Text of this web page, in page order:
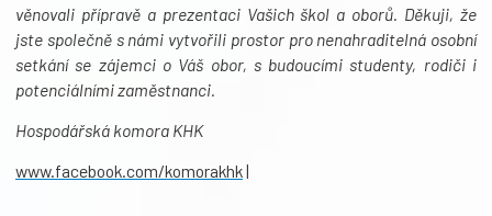
věnovali přípravě a prezentaci Vašich škol a oborů. Děkuji, že
jste společně s námi vytvořili prostor pro nenahraditelná osobní
setkání se zájemci o Váš obor, s budoucími studenty, rodiči i
potenciálními zaměstnanci.
Hospodářská komora KHK
www.facebook.com/komorakhk|